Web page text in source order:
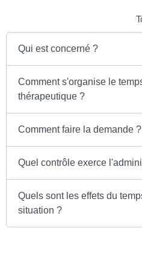
Qui est concerné ?
Comment s'organise le
thérapeutique ?
Comment faire la demande ?
Quel contrôle exerce
Quels sont les effets du
situation ?